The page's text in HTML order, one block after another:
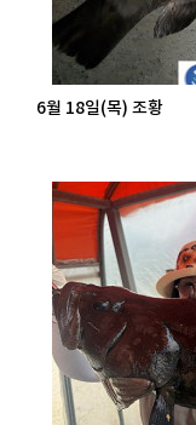
6월 18일(목) 조황